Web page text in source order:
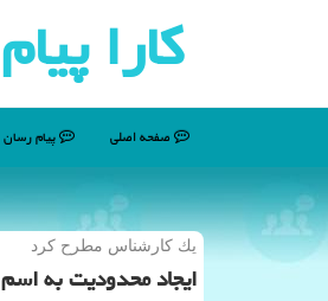
كارا پیام
صفحه اصلی پیام رسان
یك كارشناس مطرح كرد
ایجاد محدودیت به